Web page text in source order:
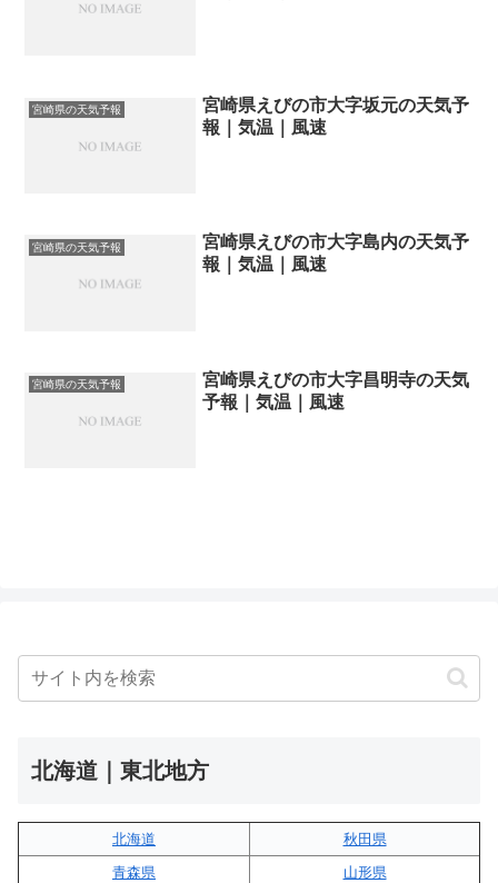
宮崎県の天気予報
宮崎県えびの市大字坂元の天気予
報｜気温｜風速
宮崎県の天気予報
宮崎県えびの市大字島内の天気予
報｜気温｜風速
宮崎県の天気予報
宮崎県えびの市大字昌明寺の天気
予報｜気温｜風速
北海道｜東北地方
北海道
秋田県
青森県
山形県